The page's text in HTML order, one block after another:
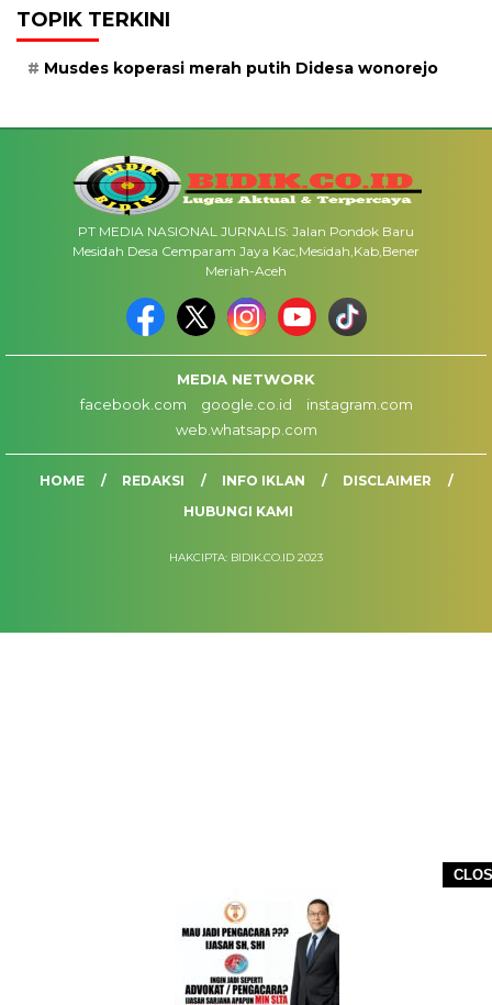
TOPIK TERKINI
Musdes koperasi merah putih Didesa wonorejo
PT MEDIA NASIONAL JURNALIS: Jalan Pondok Baru
Mesidah Desa Cemparam Jaya Kac,Mesidah,Kab,Bener
Meriah-Aceh
MEDIA NETWORK
facebook.com
google.co.id
instagram.com
web.whatsapp.com
HOME REDAKSI INFO IKLAN
DISCLAIMER
HUBUNGI KAMI
HAKCIPTA: BIDIK.CO.ID 2023